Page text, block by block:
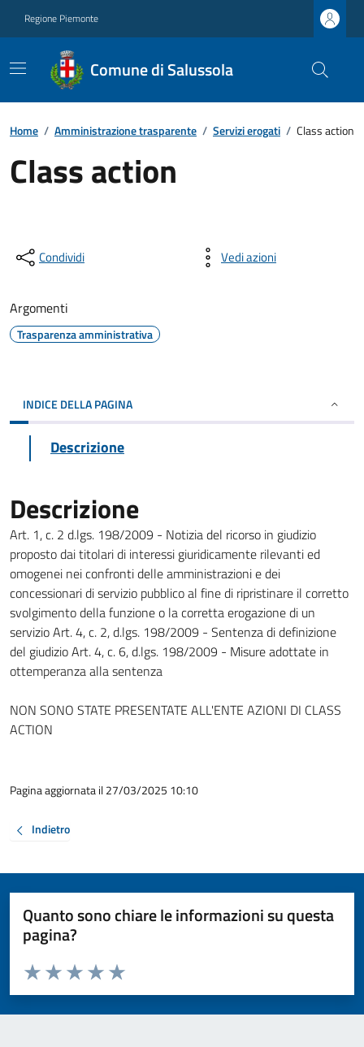
Regione Piemonte
Comune di Salussola
Home / Amministrazione trasparente / Servizi erogati / Class action
Class action
Condividi Vedi azioni
Argomenti
Trasparenza amministrativa
INDICE DELLA PAGINA
Descrizione
Descrizione
Art. 1, c. 2 d.lgs. 198/2009 - Notizia del ricorso in giudizio
proposto dai titolari di interessi giuridicamente rilevanti ed
omogenei nei confronti delle amministrazioni e dei
concessionari di servizio pubblico al fine di ripristinare il corretto
svolgimento della funzione o la corretta erogazione di un
servizio Art. 4, c. 2, d.lgs. 198/2009 - Sentenza di definizione
del giudizio Art. 4, c. 6, d.lgs. 198/2009 - Misure adottate in
ottemperanza alla sentenza
NON SONO STATE PRESENTATE ALL'ENTE AZIONI DI CLASS
ACTION
Pagina aggiornata il 27/03/2025 10:10
Indietro
Quanto sono chiare le informazioni su questa
pagina?
Valuta da 1 a 5 stelle la pagina
Valuta 5 stelle su 5
Valuta 4 stelle su 5
Valuta 3 stelle su 5
Valuta 2 stelle su 5
Valuta 1 stelle su 5